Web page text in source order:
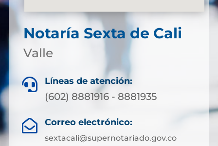
Notaría Sexta de Cali
Valle
 Líneas de atención:
(602) 8881916 - 8881935
 Correo electrónico:
sextacali@supernotariado.gov.co